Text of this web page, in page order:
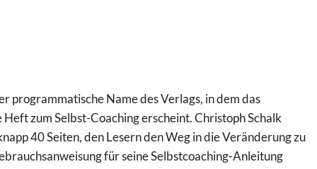
programmatische Name des Verlags, in dem das
zum Selbst-Coaching erscheint. Christoph Schalk
40 Seiten, den Lesern den Weg in die Veränderung zu
für seine Selbstcoaching-Anleitung